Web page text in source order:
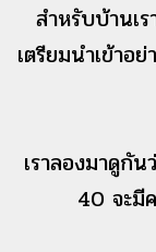
สำหรับบ้านเร
เตรียมนำเข้าอ
เราลองมาดูกั
40 จะมี